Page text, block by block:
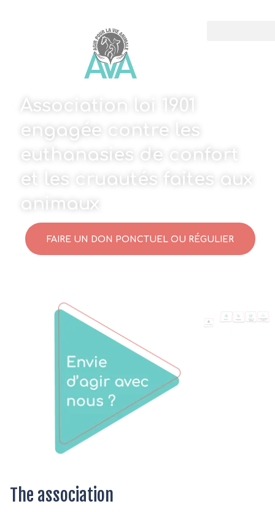
Association loi 1901
engagée contre les
euthanasies de confort
et les cruautés faites aux
animaux
FAIRE UN DON PONCTUEL OU RÉGULIER
The association